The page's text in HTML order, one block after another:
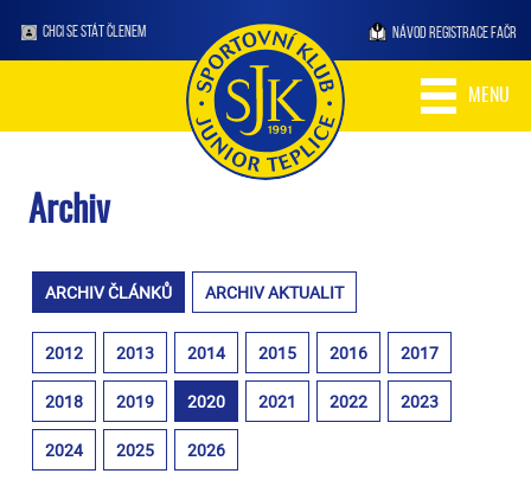
CHCI SE STÁT ČLENEM NÁVOD REGISTRACE FAČR
MENU
Archiv
ARCHIV ČLÁNKŮ ARCHIV AKTUALIT
2012 2013 2014 2015 2016 2017
2018 2019 2020 2021 2022 2023
2024 2025 2026